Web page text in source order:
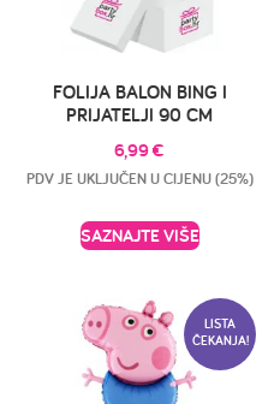
FOLIJA BALON BING I
PRIJATELJI 90 CM
6,99€
PDV JE UKLJUČEN U CIJENU (25%)
SAZNAJTE VIŠE
LISTA
ČEKANJA!